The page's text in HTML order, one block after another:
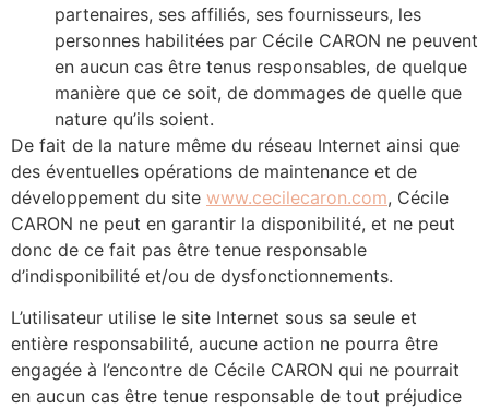
partenaires, ses affiliés, ses fournisseurs, les
personnes habilitées par Cécile CARON ne peuvent
en aucun cas être tenus responsables, de quelque
manière que ce soit, de dommages de quelle que
nature qu’ils soient.
De fait de la nature même du réseau Internet ainsi que
des éventuelles opérations de maintenance et de
développement du site www.cecilecaron.com, Cécile
CARON ne peut en garantir la disponibilité, et ne peut
donc de ce fait pas être tenue responsable
d’indisponibilité et/ou de dysfonctionnements.
L’utilisateur utilise le site Internet sous sa seule et
entière responsabilité, aucune action ne pourra être
engagée à l’encontre de Cécile CARON qui ne pourrait
en aucun cas être tenue responsable de tout préjudice